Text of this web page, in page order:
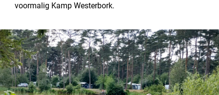
voormalig Kamp Westerbork.